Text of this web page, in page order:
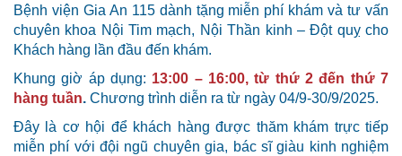
Bệnh viện Gia An 115 dành tặng miễn phí khám và tư vấn
chuyên khoa Nội Tim mạch, Nội Thần kinh – Đột quỵ cho
Khách hàng lần đầu đến khám.
Khung giờ áp dụng: 13:00 – 16:00, từ thứ 2 đến thứ 7
hàng tuần. Chương trình diễn ra từ ngày 04/9-30/9/2025.
Đây là cơ hội để khách hàng được thăm khám trực tiếp
miễn phí với đội ngũ chuyên gia, bác sĩ giàu kinh nghiệm